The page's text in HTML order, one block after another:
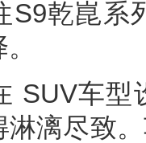
S9乾崑系
车型设
淋漓尽致